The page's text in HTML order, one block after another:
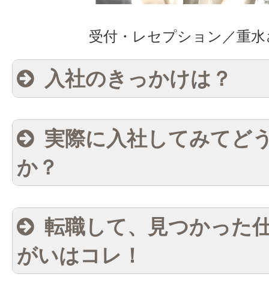
受付・レセプション／重
入社のきっかけは？
実際に入社してみてど
か？
転職して、見つかった
がいはコレ！